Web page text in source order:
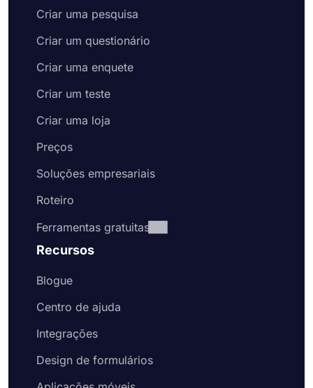
Criar uma pesquisa
Criar um questionário
Criar uma enquete
Criar um teste
Criar uma loja
Preços
Soluções empresariais
Roteiro
Ferramentas gratuitas
Recursos
Blogue
Centro de ajuda
Integrações
Design de formulários